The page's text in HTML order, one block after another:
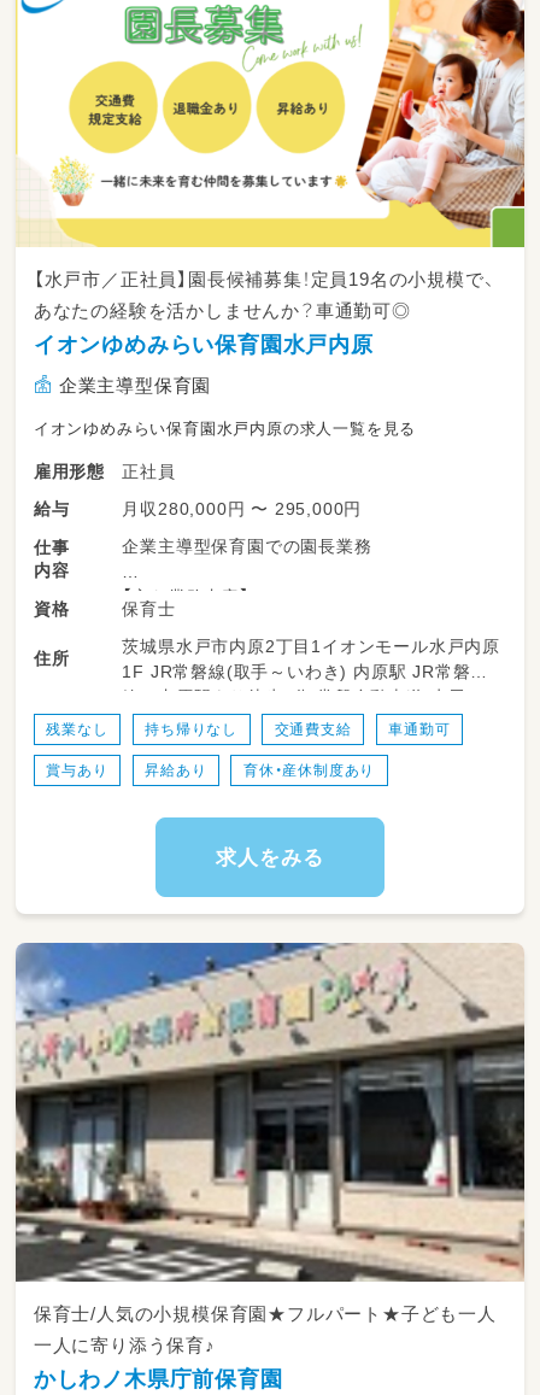
【水戸市／正社員】園長候補募集！定員19名の小規模で、
あなたの経験を活かしませんか？車通勤可◎
イオンゆめみらい保育園水戸内原
企業主導型保育園
イオンゆめみらい保育園水戸内原の求人一覧を見る
雇用形態
正社員
給与
月収280,000円 〜 295,000円
仕事
内容
企業主導型保育園での園長業務
【主な業務内容】
・行政対応
・シフト管理
・園長会参加
園長業務をお任せいたします。
分からないことがあってもOK！
資格 保育士
住所
茨城県水戸市内原2丁目1イオンモール水戸内原
1F JR常磐線(取手～いわき) 内原駅 JR常磐
線 内原駅より徒歩8分 常磐自動車道 水戸IC
より2㎞
残業なし 持ち帰りなし 交通費支給 車通勤可
賞与あり 昇給あり 育休・産休制度あり
求人をみる
保育士/人気の小規模保育園★フルパート★子ども一人
一人に寄り添う保育♪
かしわノ木県庁前保育園